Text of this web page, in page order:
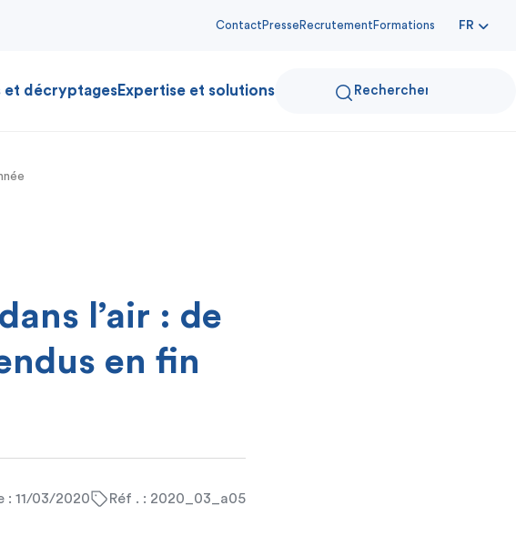
Contact Presse Recrutement Formations FR
et décryptagesExpertise et solutions
l’air : de
en fin
: 11/03/2020 Réf . : 2020_03_a05